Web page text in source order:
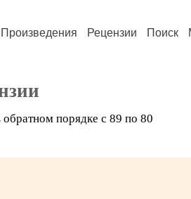
Произведения Рецензии Поиск
порядке с 89 по 80